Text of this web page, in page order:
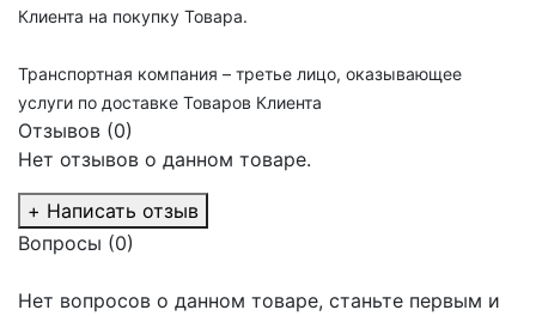
Клиента на покупку Товара.
Транспортная компания – третье лицо, оказывающее
услуги по доставке Товаров Клиента
Отзывов (0)
Нет отзывов о данном товаре.
+ Написать отзыв
Вопросы (0)
Нет вопросов о данном товаре, станьте первым и